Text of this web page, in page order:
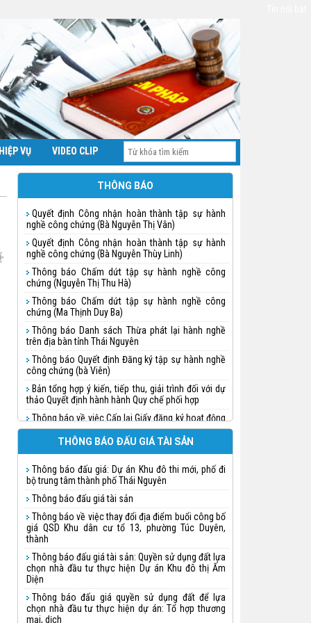
VỤ VIDEO CLIP
THÔNG BÁO
Quyết định Công nhận hoàn thành tập sự hành
nghề công chứng (Bà Nguyễn Thị Vân)
Quyết định Công nhận hoàn thành tập sự hành
nghề công chứng (Bà Nguyễn Thùy Linh)
Thông báo Chấm dứt tập sự hành nghề công
chứng (Nguyễn Thị Thu Hà)
Thông báo Chấm dứt tập sự hành nghề công
chứng (Ma Thịnh Duy Ba)
Thông báo Danh sách Thừa phát lại hành nghề
trên địa bàn tỉnh Thái Nguyên
Thông báo Quyết định Đăng ký tập sự hành nghề
công chứng (bà Viên)
Bản tổng hợp ý kiến, tiếp thu, giải trình đối với dự
thảo Quyết định hành hành Quy chế phối hợp
Thông báo về việc Cấp lại Giấy đăng ký hoạt động
cho Công ty đấu giá hợp danh Tuấn Khánh
Thông báo quyết định Đăng ký tập sự hành nghề
Thông báo quyết định Đăng ký tập sự hành nghề
công chứng (Triệu Thị Thanh Doãn)
Thông báo quyết định Đăng ký tập sự hành nghề
công chứng
Thông báo quyết định Đăng ký tập sự hành nghề
công chứng (Chu Ngọc Linh)
Thông báo về việc đăng ký hành nghề và cấp thẻ
Thừa phát lại cho bà Lưu Vũ Nhật Minh
Thông báo về việc thành lập Văn phòng Thừa
phát lại trên địa bàn tỉnh Thái Nguyên
THÔNG BÁO ĐẤU GIÁ TÀI SẢN
Thông báo đấu giá: Dự án Khu đô thi mới, phố đi
bộ trung tâm thành phố Thái Nguyên
Thông báo đấu giá tài sản
Thông báo về việc thay đổi địa điểm buổi công bố
giá QSD Khu dân cư tổ 13, phường Túc Duyên,
thành
Thông báo đấu giá tài sản: Quyền sử dụng đất lựa
chọn nhà đầu tư thực hiện Dự án Khu đô thị Ấm
Diện
Thông báo đấu giá quyền sử dụng đất để lựa
chọn nhà đầu tư thực hiện dự án: Tổ hợp thương
mại, dịch